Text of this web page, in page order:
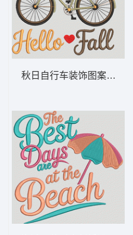
秋日自行车装饰图案 你好